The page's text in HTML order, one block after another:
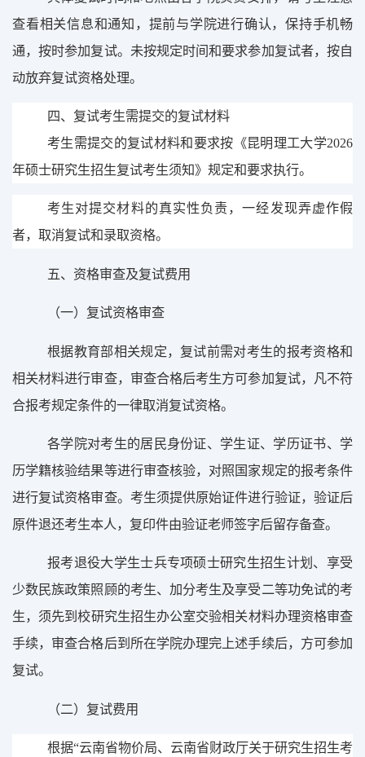
查看相关信息和通知，提前与学院进行确认，保持手机畅
通，按时参加复试。未按规定时间和要求参加复试者，按自
动放弃复试资格处理。
四、 复试考生需提交的复试材料
考生需提交的复试材料和要求按《昆明理工大学2026
年硕士研究生招生复试考生须知》规定和要求执行。
考生对提交材料的真实性负责，一经发现弄虚作假
者，取消复试和录取资格。
五、资格审查及复试费用
（一）复试资格审查
根据教育部相关规定，复试前需对考生的报考资格和
相关材料进行审查，审查合格后考生方可参加复试，凡不符
合报考规定条件的一律取消复试资格。
各学院对考生的居民身份证、学生证、学历证书、学
历学籍核验结果等进行审查核验，对照国家规定的报考条件
进行复试资格审查。考生须提供原始证件进行验证，验证后
原件退还考生本人，复印件由验证老师签字后留存备查。
报考退役大学生士兵专项硕士研究生招生计划、享受
少数民族政策照顾的考生、加分考生及享受二等功免试的考
生， 须先到校研究生招生办公室交验相关材料办理资格审查
手续，审查合格后到所在学院办理完上述手续后， 方可参加
复试。
（二）复试费用
根据“云南省物价局、云南省财政厅关于研究生招生考